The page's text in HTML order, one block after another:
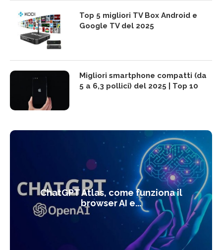
Top 5 migliori TV Box Android e
Google TV del 2025
Migliori smartphone compatti (da
5 a 6,3 pollici) del 2025 | Top 10
ChatGPT Atlas, come funziona il
browser AI e...